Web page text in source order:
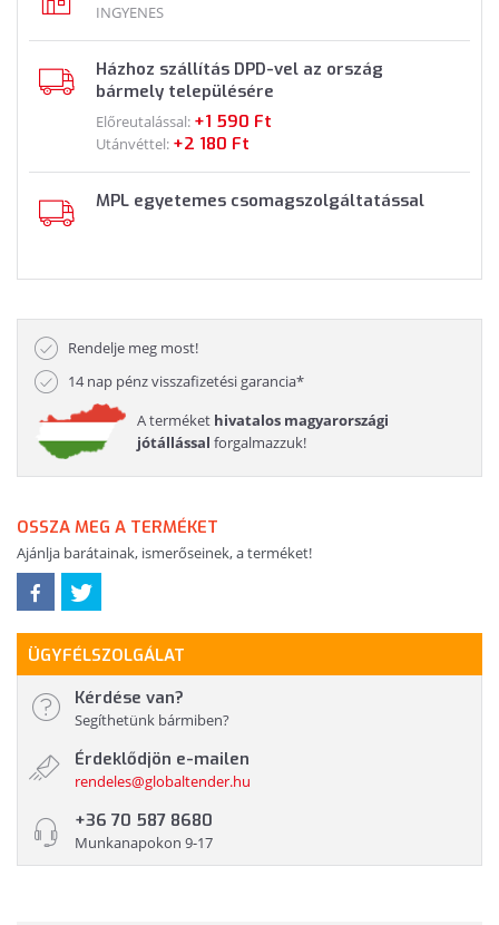
INGYENES
Házhoz szállítás DPD-vel az ország
bármely településére
Előreutalással: +1 590 Ft
Utánvéttel: +2 180 Ft
MPL egyetemes csomagszolgáltatással
Rendelje meg most!
14 nap pénz visszafizetési garancia*
A terméket hivatalos magyarországi
jótállással forgalmazzuk!
OSSZA MEG A TERMÉKET
Ajánlja barátainak, ismerőseinek, a terméket!
ÜGYFÉLSZOLGÁLAT
Kérdése van?
Segíthetünk bármiben?
Érdeklődjön e-mailen
rendeles@globaltender.hu
+36 70 587 8680
Munkanapokon 9-17